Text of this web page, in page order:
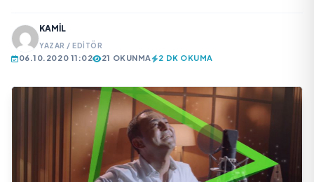
KAMIL
YAZAR / EDITÖR
06.10.2020 11:02 21 OKUNMA 2 DK OKUMA